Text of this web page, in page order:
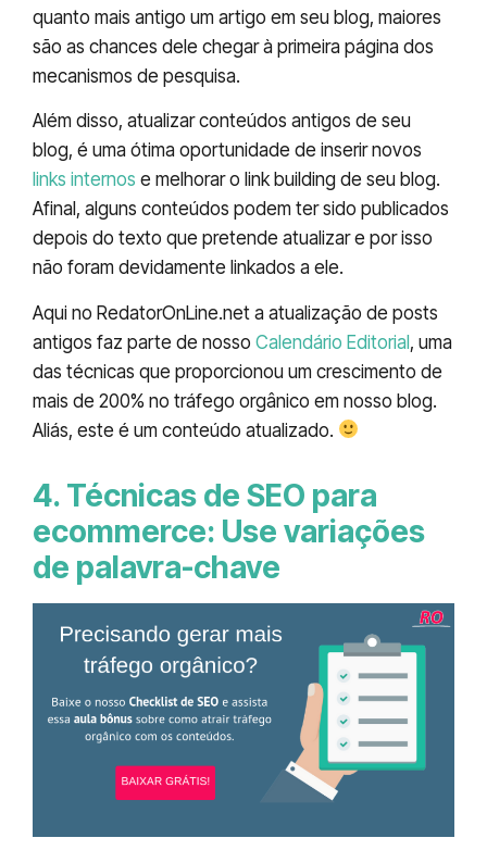
quanto mais antigo um artigo em seu blog, maiores
são as chances dele chegar à primeira página dos
mecanismos de pesquisa.
Além disso, atualizar conteúdos antigos de seu
blog, é uma ótima oportunidade de inserir novos
links internos e melhorar o link building de seu blog.
Afinal, alguns conteúdos podem ter sido publicados
depois do texto que pretende atualizar e por isso
não foram devidamente linkados a ele.
Aqui no RedatorOnLine.net a atualização de posts
antigos faz parte de nosso Calendário Editorial, uma
das técnicas que proporcionou um crescimento de
mais de 200% no tráfego orgânico em nosso blog.
Aliás, este é um conteúdo atualizado.
4. Técnicas de SEO para
ecommerce: Use variações
de palavra-chave